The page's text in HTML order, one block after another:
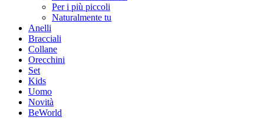
Per i più piccoli
Naturalmente tu
Anelli
Bracciali
Collane
Orecchini
Set
Kids
Uomo
Novità
BeWorld